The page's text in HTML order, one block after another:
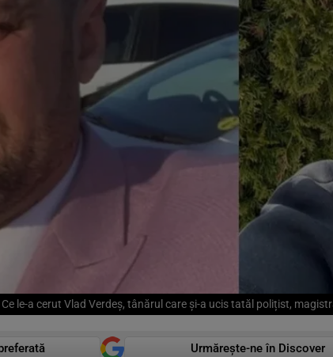
Ce le-a cerut Vlad Verdeș, tânărul care și-a ucis tatăl polițist,
Urmărește-ne în Discover